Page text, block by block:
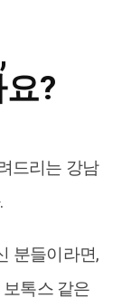
?
드리는 강남
분들이라면,
톡스 같은